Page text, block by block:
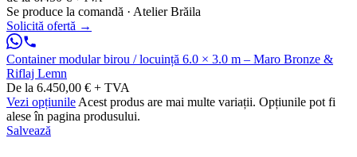
Se produce la comandă · Atelier Brăila
Solicită ofertă →
Container modular birou / locuință 6.0 × 3.0 m – Maro Bronze &
Riflaj Lemn
De la 6.450,00 € + TVA
Vezi opțiunile Acest produs are mai multe variații. Opțiunile pot fi
alese în pagina produsului.
Salvează